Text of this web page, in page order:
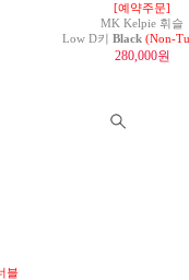
[예약주문]
MK Kelpie 휘슬
Low D키Black (Non-
280,000원
블